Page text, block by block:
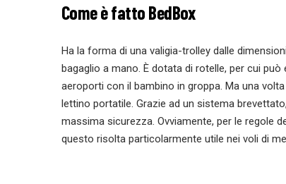
Come è fatto BedBox
Ha la forma di una valigia-trolley dalle
bagaglio a mano. È dotata di rotelle, per cui
aeroporti con il bambino in groppa. Ma una
lettino portatile. Grazie ad un sistema
massima sicurezza. Ovviamente, per le regole
questo risolta particolarmente utile nei voli di